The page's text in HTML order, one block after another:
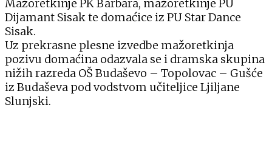
Mažoretkinje PK Barbara, mažoretkinje PU
Dijamant Sisak te domaćice iz PU Star Dance
Sisak.
Uz prekrasne plesne izvedbe mažoretkinja
pozivu domaćina odazvala se i dramska skupina
nižih razreda OŠ Budaševo – Topolovac – Gušće
iz Budaševa pod vodstvom učiteljice Ljiljane
Slunjski.